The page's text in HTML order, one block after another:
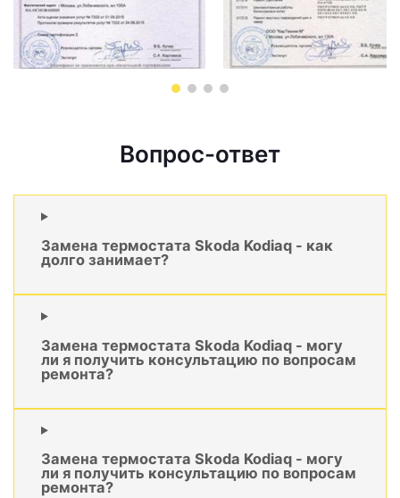
Вопрос-ответ
Замена термостата Skoda Kodiaq - как
долго занимает?
Замена термостата Skoda Kodiaq - могу
ли я получить консультацию по вопросам
ремонта?
Замена термостата Skoda Kodiaq - могу
ли я получить консультацию по вопросам
ремонта?